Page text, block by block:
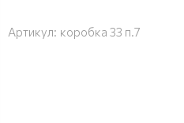
Артикул: коробка 33 п.7